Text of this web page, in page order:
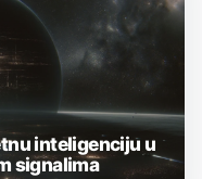
inteligenciju u
signalima